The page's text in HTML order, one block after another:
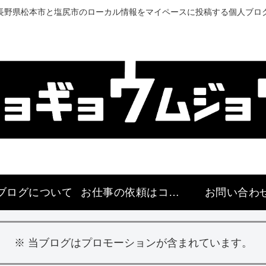
野県松本市と塩尻市のローカル情報をマイペースに投稿する個人ブロ
ログについて お仕事の依頼はコチラ お問い合わ
※ 当ブログはプロモーションが含まれています。